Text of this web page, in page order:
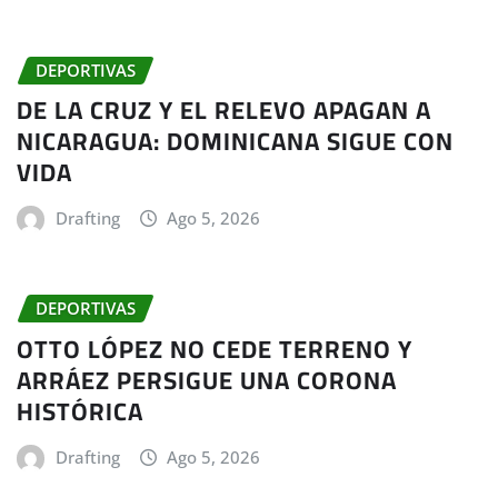
DEPORTIVAS
DE LA CRUZ Y EL RELEVO APAGAN A
NICARAGUA: DOMINICANA SIGUE CON
VIDA
Drafting Ago 5, 2026
DEPORTIVAS
OTTO LÓPEZ NO CEDE TERRENO Y
ARRÁEZ PERSIGUE UNA CORONA
HISTÓRICA
Drafting Ago 5, 2026